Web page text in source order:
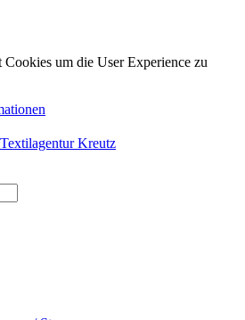
Cookies um die User Experience zu